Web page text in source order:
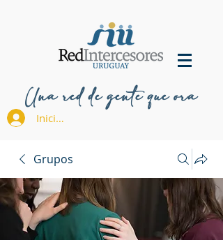
Una red de gente que ora
Iniciar sesión
Grupos